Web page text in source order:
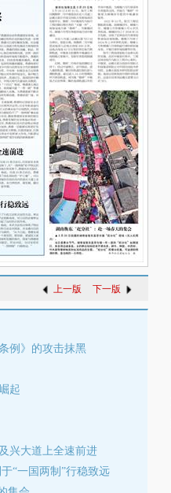
上一版 下一版
例》的攻击抹黑
起
兴大道上全速前进
“一国两制”行稳致远